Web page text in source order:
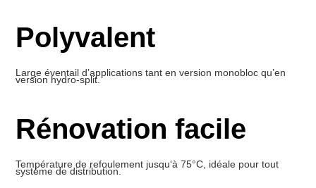
Polyvalent
Large éventail d’applications tant en version monobloc qu’en
version hydro-split.
Rénovation facile
Température de refoulement jusqu‘à 75°C, idéale pour tout
système de distribution.